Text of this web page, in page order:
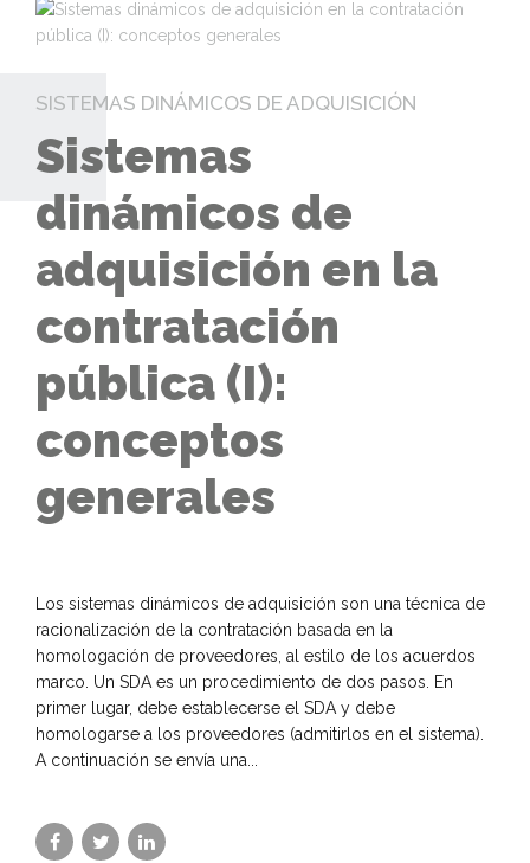
SISTEMAS DINÁMICOS DE ADQUISICIÓN
Sistemas
dinámicos de
adquisición en la
contratación
pública (I):
conceptos
generales
Los sistemas dinámicos de adquisición son una técnica de
racionalización de la contratación basada en la
homologación de proveedores, al estilo de los acuerdos
marco. Un SDA es un procedimiento de dos pasos. En
primer lugar, debe establecerse el SDA y debe
homologarse a los proveedores (admitirlos en el sistema).
A continuación se envía una...